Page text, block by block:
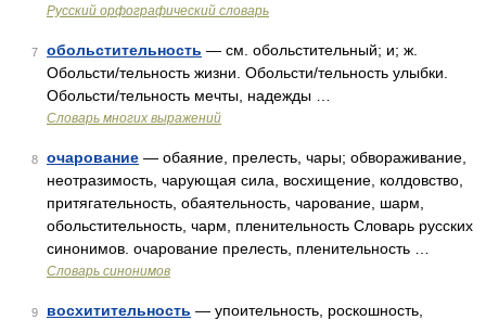
Русский орфографический словарь
7 обольстительность — см. обольстительный; и; ж.
Обольсти/тельность жизни. Обольсти/тельность улыбки.
Обольсти/тельность мечты, надежды …
Словарь многих выражений
8 очарование — обаяние, прелесть, чары; обвораживание,
неотразимость, чарующая сила, восхищение, колдовство,
притягательность, обаятельность, чарование, шарм,
обольстительность, чарм, пленительность Словарь русских
синонимов. очарование прелесть, пленительность …
Словарь синонимов
9 восхитительность — упоительность, роскошность,